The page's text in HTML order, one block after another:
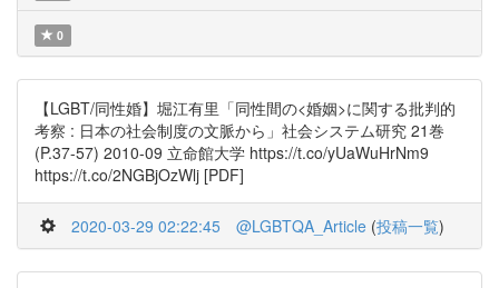
0
【LGBT/同性婚】堀江有里「同性間の<婚姻>に関する批判的
考察 : 日本の社会制度の文脈から」社会システム研究 21巻
(P.37-57) 2010-09 立命館大学 https://t.co/yUaWuHrNm9
https://t.co/2NGBjOzWlj [PDF]
2020-03-29 02:22:45 @LGBTQA_Article (投稿一覧)